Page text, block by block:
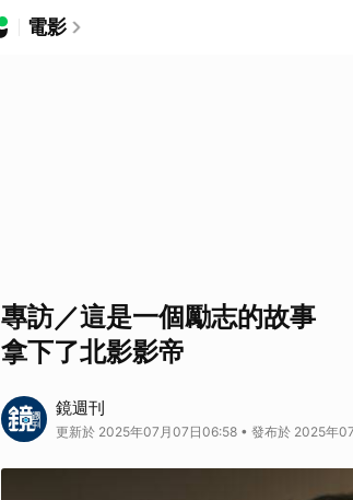
電影
專訪／這是一個勵志的故事
拿下了北影影帝
鏡週刊
更新於 2025年07月07日06:58 • 發布於 2025年